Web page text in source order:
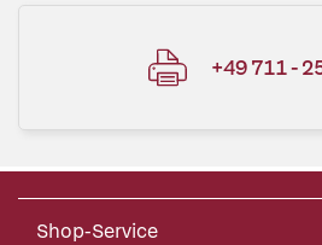
+49 711 -
Shop-Service